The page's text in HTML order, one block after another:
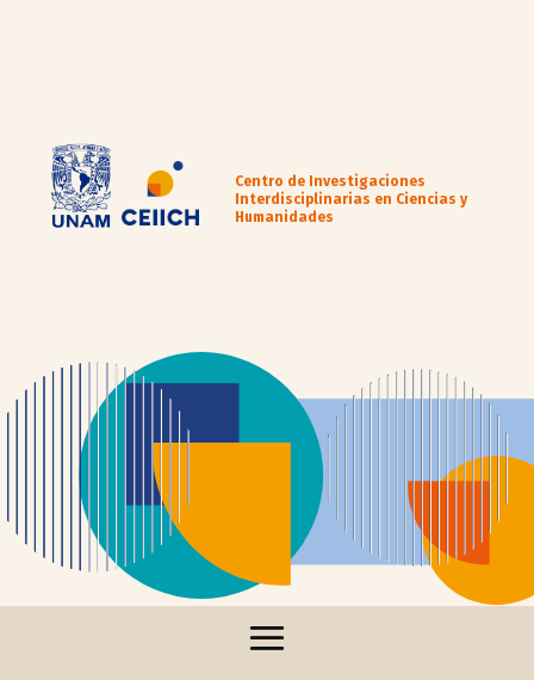
Centro de Investigaciones
Interdisciplinarias en Ciencias y
Humanidades